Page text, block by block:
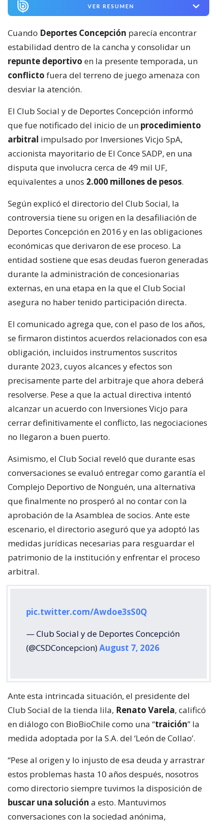
VER RESUMEN
Cuando Deportes Concepción parecía encontrar
estabilidad dentro de la cancha y consolidar un
repunte deportivo en la presente temporada, un
conflicto fuera del terreno de juego amenaza con
desviar la atención.
El Club Social y de Deportes Concepción informó
que fue notificado del inicio de un procedimiento
arbitral impulsado por Inversiones Vicjo SpA,
accionista mayoritario de El Conce SADP, en una
disputa que involucra cerca de 49 mil UF,
equivalentes a unos 2.000 millones de pesos.
Según explicó el directorio del Club Social, la
controversia tiene su origen en la desafiliación de
Deportes Concepción en 2016 y en las obligaciones
económicas que derivaron de ese proceso. La
entidad sostiene que esas deudas fueron generadas
durante la administración de concesionarias
externas, en una etapa en la que el Club Social
asegura no haber tenido participación directa.
El comunicado agrega que, con el paso de los años,
se firmaron distintos acuerdos relacionados con esa
obligación, incluidos instrumentos suscritos
durante 2023, cuyos alcances y efectos son
precisamente parte del arbitraje que ahora deberá
resolverse. Pese a que la actual directiva intentó
alcanzar un acuerdo con Inversiones Vicjo para
cerrar definitivamente el conflicto, las negociaciones
no llegaron a buen puerto.
Asimismo, el Club Social reveló que durante esas
conversaciones se evaluó entregar como garantía el
Complejo Deportivo de Nonguén, una alternativa
que finalmente no prosperó al no contar con la
aprobación de la Asamblea de socios. Ante este
escenario, el directorio aseguró que ya adoptó las
medidas jurídicas necesarias para resguardar el
patrimonio de la institución y enfrentar el proceso
arbitral.
pic.twitter.com/Awdoe3sS0Q
— Club Social y de Deportes Concepción
(@CSDConcepcion)August 7, 2026
Ante esta intrincada situación, el presidente del
Club Social de la tienda lila, Renato Varela, calificó
en diálogo con BioBioChile como una “traición” la
medida adoptada por la S.A. del ‘León de Collao’.
“Pese al origen y lo injusto de esa deuda y arrastrar
estos problemas hasta 10 años después, nosotros
como directorio siempre tuvimos la disposición de
buscar una solución a esto. Mantuvimos
conversaciones con la sociedad anónima,